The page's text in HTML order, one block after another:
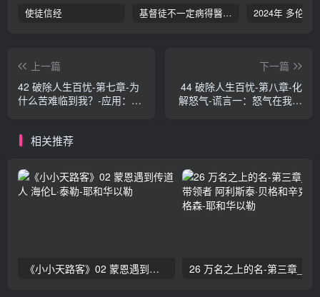
使徒信经 基督徒不一定病得醫治？寇紹恩牧師談基督徒的醫治與盼望
上一篇
42 破除人生百忧-第七章-为
什么苦难临到我？-应用：让
肢体
下一篇
44 破除人生百忧-第八章-化
解怒气-谎言一：怒气在我里
相关推荐
《小小天路客》02 蒙恩遇到传道人 海伦L·泰勒